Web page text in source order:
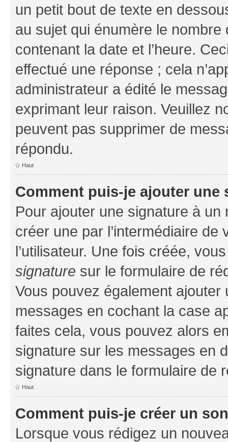
un petit bout de texte en
au sujet qui énumère le nombre
contenant la date et l’heure.
effectué une réponse ; cela
administrateur a édité le
exprimant leur raison. Veuillez
peuvent pas supprimer de
répondu.
Haut
Comment puis-je ajouter une
Pour ajouter une signature à un
créer une par l’intermédiaire
l’utilisateur. Une fois créée,
signature sur le formulaire de
Vous pouvez également
messages en cochant la case
faites cela, vous pouvez alors
signature sur les messages en
signature dans le formulaire de
Haut
Comment puis-je créer un
Lorsque vous rédigez un